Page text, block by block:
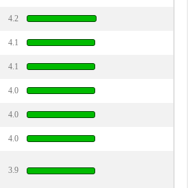
4.2
4.1
4.1
4.0
4.0
4.0
3.9